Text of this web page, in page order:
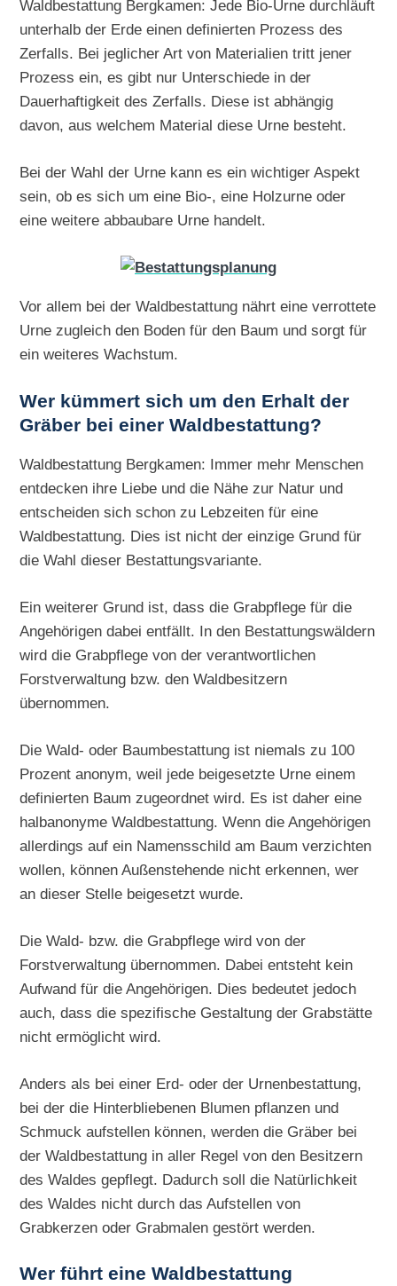
Waldbestattung Bergkamen: Jede Bio-Urne durchläuft
unterhalb der Erde einen definierten Prozess des
Zerfalls. Bei jeglicher Art von Materialien tritt jener
Prozess ein, es gibt nur Unterschiede in der
Dauerhaftigkeit des Zerfalls. Diese ist abhängig
davon, aus welchem Material diese Urne besteht.
Bei der Wahl der Urne kann es ein wichtiger Aspekt
sein, ob es sich um eine Bio-, eine Holzurne oder
eine weitere abbaubare Urne handelt.
Vor allem bei der Waldbestattung nährt eine verrottete
Urne zugleich den Boden für den Baum und sorgt für
ein weiteres Wachstum.
Wer kümmert sich um den Erhalt der
Gräber bei einer Waldbestattung?
Waldbestattung Bergkamen: Immer mehr Menschen
entdecken ihre Liebe und die Nähe zur Natur und
entscheiden sich schon zu Lebzeiten für eine
Waldbestattung. Dies ist nicht der einzige Grund für
die Wahl dieser Bestattungsvariante.
Ein weiterer Grund ist, dass die Grabpflege für die
Angehörigen dabei entfällt. In den Bestattungswäldern
wird die Grabpflege von der verantwortlichen
Forstverwaltung bzw. den Waldbesitzern
übernommen.
Die Wald- oder Baumbestattung ist niemals zu 100
Prozent anonym, weil jede beigesetzte Urne einem
definierten Baum zugeordnet wird. Es ist daher eine
halbanonyme Waldbestattung. Wenn die Angehörigen
allerdings auf ein Namensschild am Baum verzichten
wollen, können Außenstehende nicht erkennen, wer
an dieser Stelle beigesetzt wurde.
Die Wald- bzw. die Grabpflege wird von der
Forstverwaltung übernommen. Dabei entsteht kein
Aufwand für die Angehörigen. Dies bedeutet jedoch
auch, dass die spezifische Gestaltung der Grabstätte
nicht ermöglicht wird.
Anders als bei einer Erd- oder der Urnenbestattung,
bei der die Hinterbliebenen Blumen pflanzen und
Schmuck aufstellen können, werden die Gräber bei
der Waldbestattung in aller Regel von den Besitzern
des Waldes gepflegt. Dadurch soll die Natürlichkeit
des Waldes nicht durch das Aufstellen von
Grabkerzen oder Grabmalen gestört werden.
Wer führt eine Waldbestattung